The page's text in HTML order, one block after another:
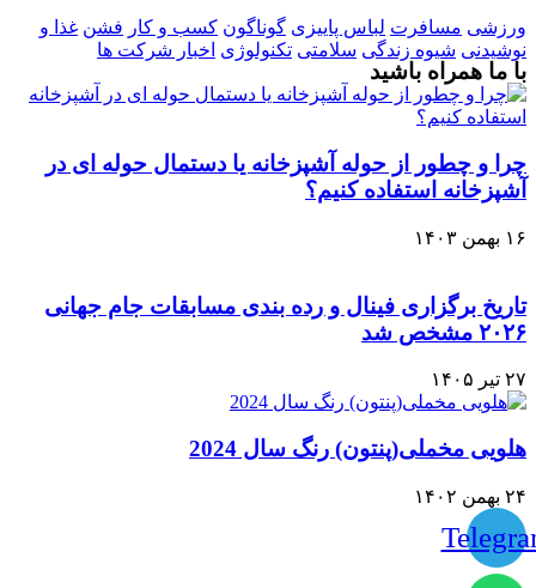
ورزشی مسافرت لباس پاییزی گوناگون کسب و کار فشن غذا و
نوشیدنی شیوه زندگی سلامتی تکنولوژی اخبار شرکت ها
با ما همراه باشید
چرا و چطور از حوله آشپزخانه یا دستمال حوله ای در
آشپزخانه استفاده کنیم؟
۱۶ بهمن ۱۴۰۳
تاریخ برگزاری فینال و رده‌ بندی مسابقات جام جهانی
۲۰۲۶ مشخص شد
۲۷ تیر ۱۴۰۵
هلویی مخملی(پنتون) رنگ سال 2024
۲۴ بهمن ۱۴۰۲